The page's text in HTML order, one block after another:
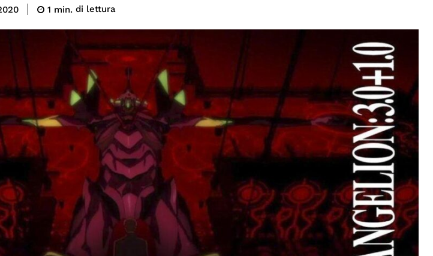
1 min. di lettura